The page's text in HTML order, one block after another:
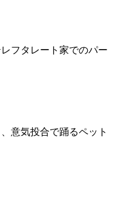
フタレート家でのパー
意気投合で踊るペット